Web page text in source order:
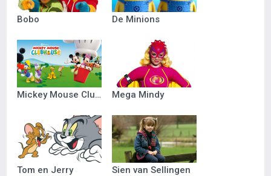
Bobo De Minions
Mickey Mouse Clubhuis Mega Mindy
Tom en Jerry Sien van Sellingen